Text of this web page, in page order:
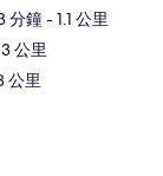
分鐘- 1.1 公里
公里
公里